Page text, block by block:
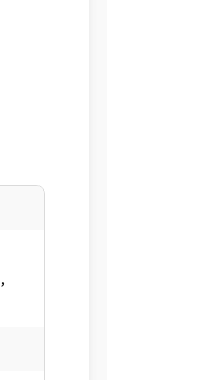
,